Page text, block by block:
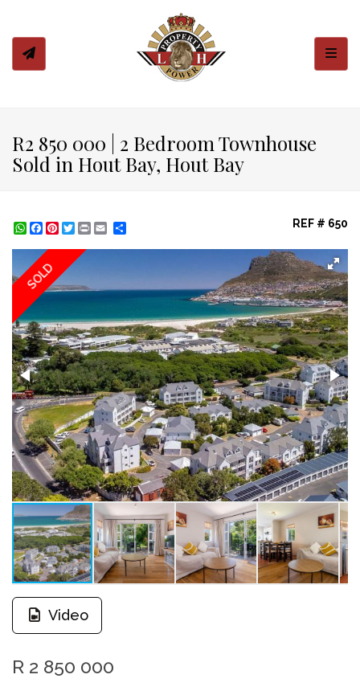
R2 850 000 | 2 Bedroom Townhouse
Sold in Hout Bay, Hout Bay
WhatsApp
Facebook
Pinterest
Twitter
Print REF # 650
SOLD
Video
R 2 850 000